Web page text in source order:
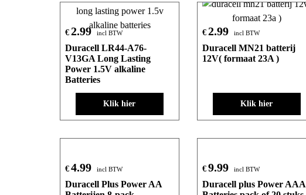
€ 2.99 incl BTW
Duracell LR44-A76-
V13GA Long Lasting
Power 1.5V alkaline
Batteries
Klik hier
€ 2.99 incl BTW
Duracell MN21 batterij
12V( formaat 23A )
Klik hier
€ 4.99 incl BTW
Duracell Plus Power AA
€ 9.99 incl BTW
Duracell plus Power AAA